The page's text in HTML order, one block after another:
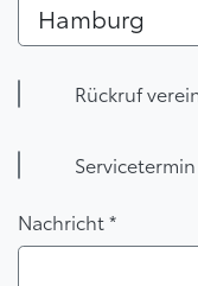
Hamburg
Rückruf
Nachricht *